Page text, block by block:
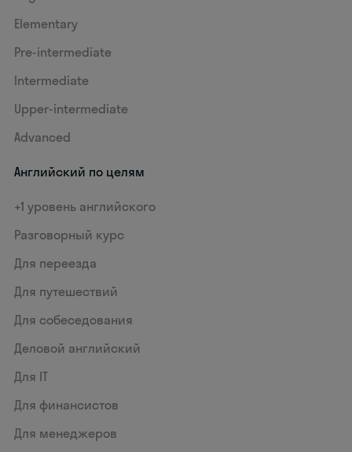
Elementary
Pre-intermediate
Intermediate
Upper-intermediate
Advanced
Английский по целям
+1 уровень английского
Разговорный курс
Для переезда
Для путешествий
Для собеседования
Деловой английский
Для IT
Для финансистов
Для менеджеров